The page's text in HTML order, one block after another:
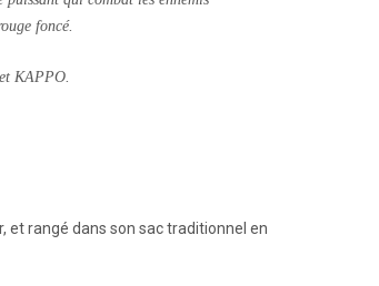
foncé.
KAPPO.
et rangé dans son sac traditionnel en